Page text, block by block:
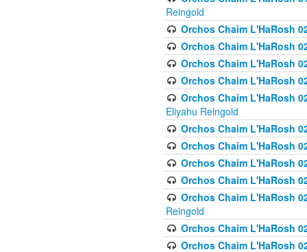
Reingold
Orchos Chaim L'HaRosh
Orchos Chaim L'HaRosh
Orchos Chaim L'HaRosh
Orchos Chaim L'HaRosh
Orchos Chaim L'HaRosh
Eliyahu Reingold
Orchos Chaim L'HaRosh
Orchos Chaim L'HaRosh
Orchos Chaim L'HaRosh
Orchos Chaim L'HaRosh
Orchos Chaim L'HaRosh
Reingold
Orchos Chaim L'HaRosh
Orchos Chaim L'HaRosh